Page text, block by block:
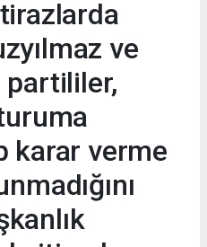
ve
partililer,
karar verme